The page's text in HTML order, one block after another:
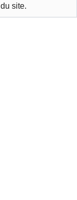
site.